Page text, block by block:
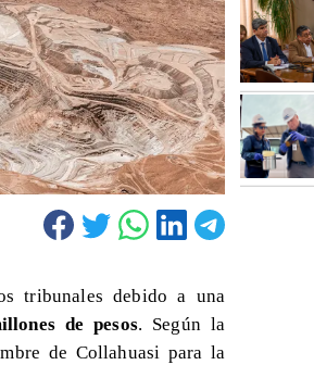
tribunales debido a una
de pesos. Según la
de Collahuasi para la